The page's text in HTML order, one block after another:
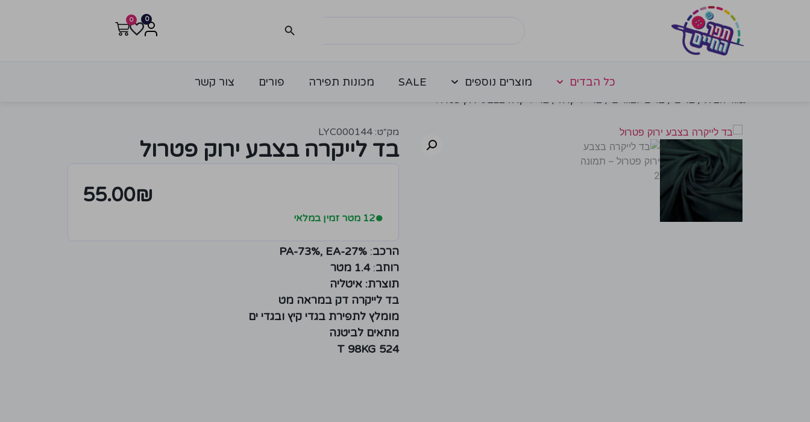
0
0
כל הבדים מוצרים נוספים SALE מכונות תפירה פורים צור קשר
מק״ט: LYC000144
בד לייקרה בצבע ירוק פטרול
55.00₪
●12 מטר זמין במלאי
הרכב:
PA-73%, EA-27%
רוחב:1.4 מטר
תוצרת: איטליה
בד לייקרה דק במראה מט
מומלץ לתפירת בגדי קיץ ובגדי ים
מתאים לביטנה
T 98KG 524